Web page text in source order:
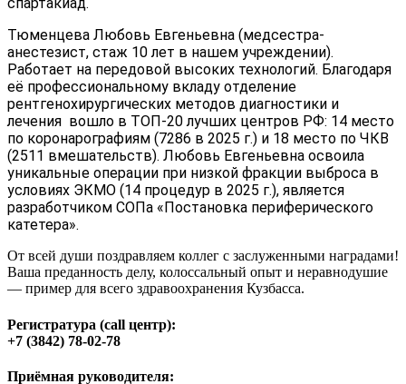
спартакиад.
Тюменцева Любовь Евгеньевна (медсестра-
анестезист, стаж 10 лет в нашем учреждении).
Работает на передовой высоких технологий. Благодаря
её профессиональному вкладу отделение
рентгенохирургических методов диагностики и
лечения вошло в ТОП-20 лучших центров РФ: 14 место
по коронарографиям (7286 в 2025 г.) и 18 место по ЧКВ
(2511 вмешательств). Любовь Евгеньевна освоила
уникальные операции при низкой фракции выброса в
условиях ЭКМО (14 процедур в 2025 г.), является
разработчиком СОПа «Постановка периферического
катетера».
От всей души поздравляем коллег с заслуженными наградами!
Ваша преданность делу, колоссальный опыт и неравнодушие
— пример для всего здравоохранения Кузбасса.
Регистратура (call центр):
+7 (3842) 78-02-78
Приёмная руководителя: